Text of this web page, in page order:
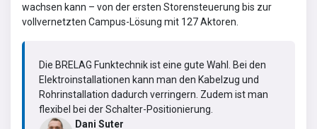
wachsen kann – von der ersten Storensteuerung bis zur
vollvernetzten Campus-Lösung mit 127 Aktoren.
Die BRELAG Funktechnik ist eine gute Wahl. Bei den
Elektroinstallationen kann man den Kabelzug und
Rohrinstallation dadurch verringern. Zudem ist man
flexibel bei der Schalter-Positionierung.
Dani Suter